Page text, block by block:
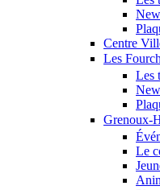
Centre
Les
Les
Grenoux-
Le